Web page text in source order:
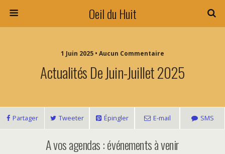
Oeil du Huit
1 Juin 2025 • Aucun Commentaire
Actualités De Juin-Juillet 2025
Partager Tweeter Épingler E-mail SMS
A vos agendas : événements à venir